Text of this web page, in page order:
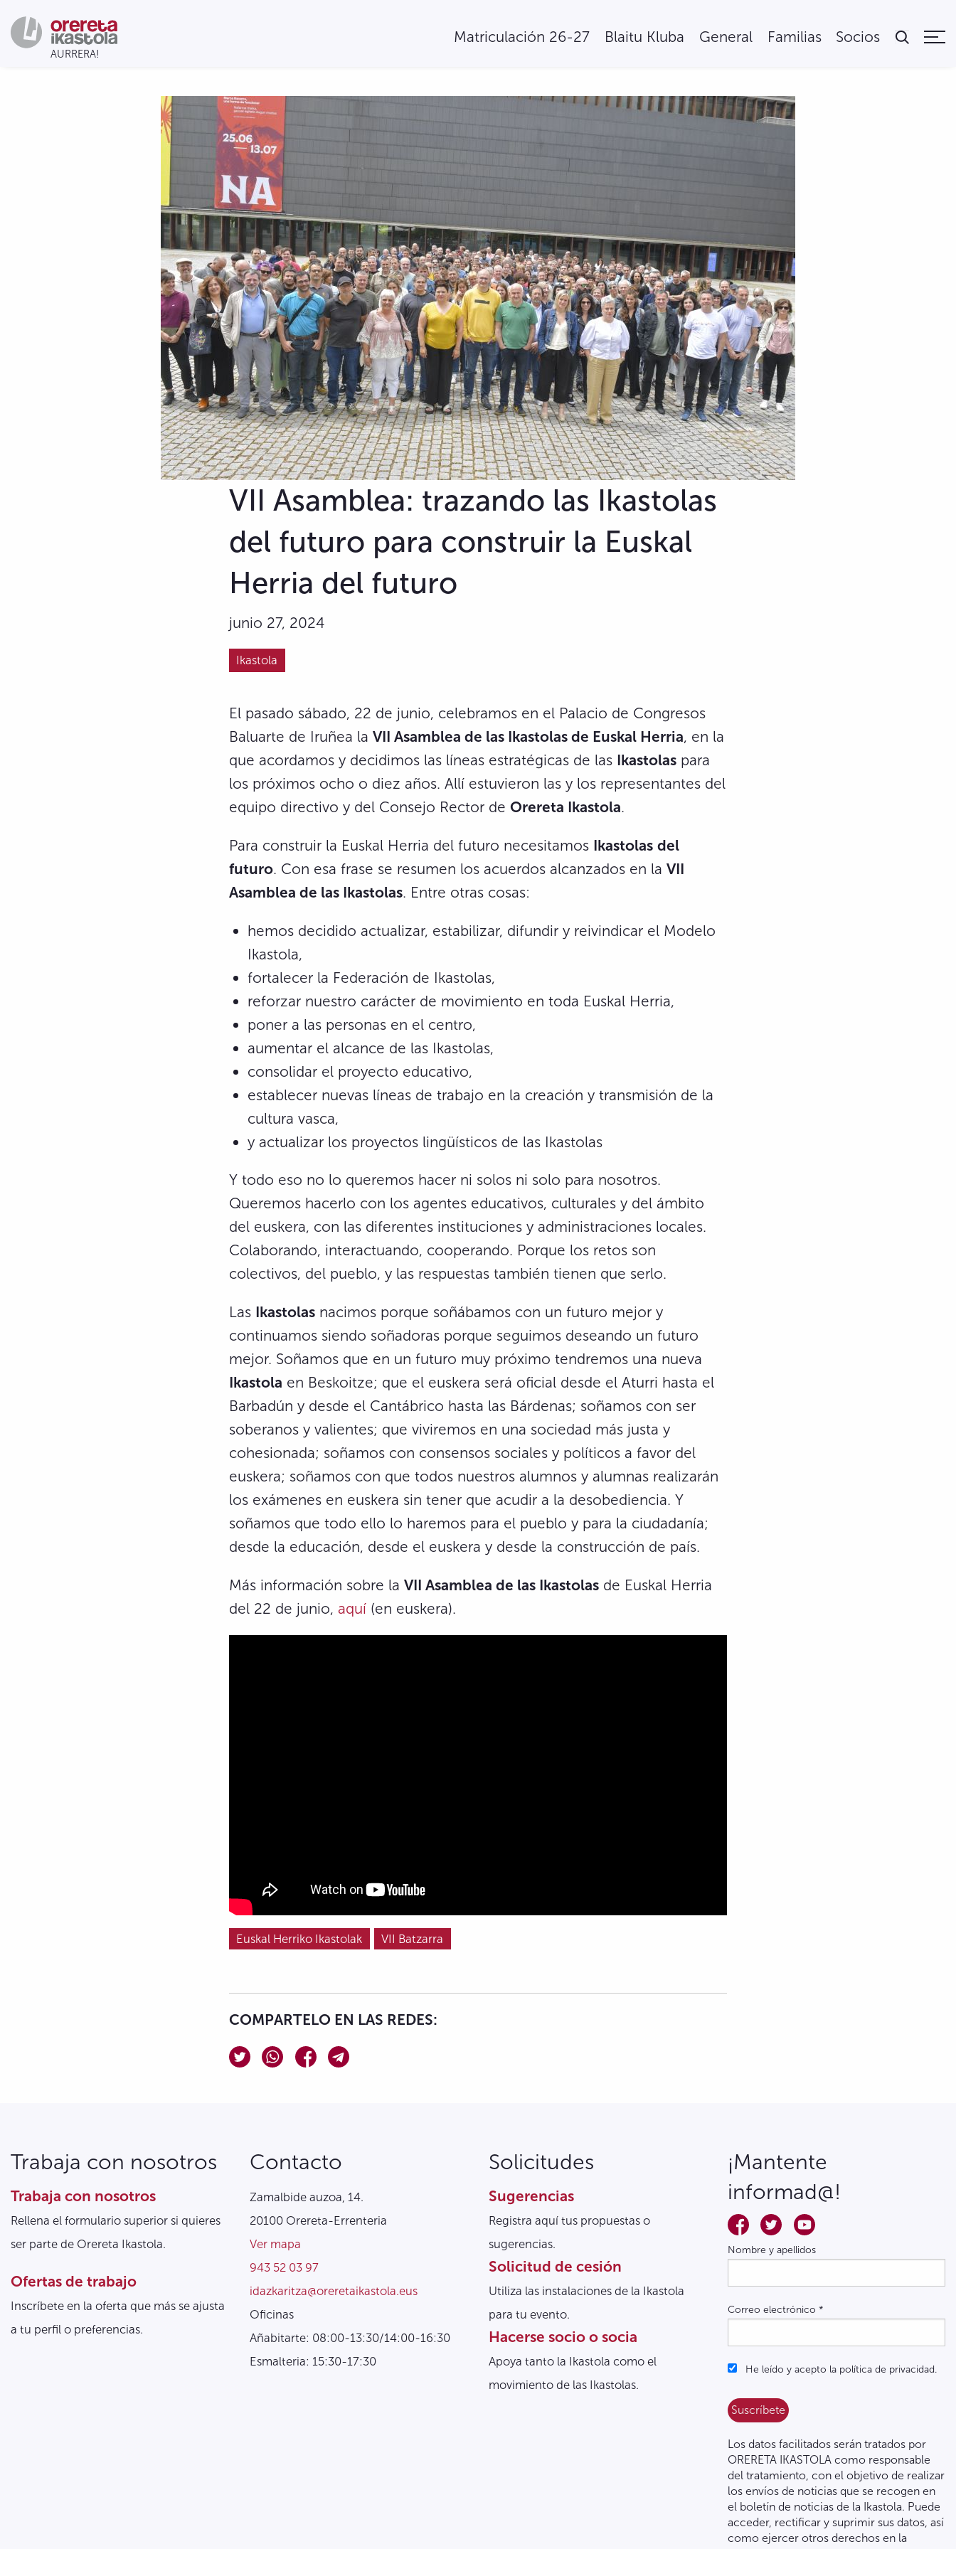
Matriculación 26-27 Blaitu Kluba General Familias Socios
VII Asamblea: trazando las Ikastolas
del futuro para construir la Euskal
Herria del futuro
junio 27, 2024
Ikastola
El pasado sábado, 22 de junio, celebramos en el Palacio de Congresos
Baluarte de Iruñea la VII Asamblea de las Ikastolas de Euskal Herria, en la
que acordamos y decidimos las líneas estratégicas de las Ikastolas para
los próximos ocho o diez años. Allí estuvieron las y los representantes del
equipo directivo y del Consejo Rector de Orereta Ikastola.
Para construir la Euskal Herria del futuro necesitamos Ikastolas del
futuro. Con esa frase se resumen los acuerdos alcanzados en la VII
Asamblea de las Ikastolas. Entre otras cosas:
hemos decidido actualizar, estabilizar, difundir y reivindicar el Modelo
Ikastola,
fortalecer la Federación de Ikastolas,
reforzar nuestro carácter de movimiento en toda Euskal Herria,
poner a las personas en el centro,
aumentar el alcance de las Ikastolas,
consolidar el proyecto educativo,
establecer nuevas líneas de trabajo en la creación y transmisión de la
cultura vasca,
y actualizar los proyectos lingüísticos de las Ikastolas
Y todo eso no lo queremos hacer ni solos ni solo para nosotros.
Queremos hacerlo con los agentes educativos, culturales y del ámbito
del euskera, con las diferentes instituciones y administraciones locales.
Colaborando, interactuando, cooperando. Porque los retos son
colectivos, del pueblo, y las respuestas también tienen que serlo.
Las Ikastolas nacimos porque soñábamos con un futuro mejor y
continuamos siendo soñadoras porque seguimos deseando un futuro
mejor. Soñamos que en un futuro muy próximo tendremos una nueva
Ikastola en Beskoitze; que el euskera será oficial desde el Aturri hasta el
Barbadún y desde el Cantábrico hasta las Bárdenas; soñamos con ser
soberanos y valientes; que viviremos en una sociedad más justa y
cohesionada; soñamos con consensos sociales y políticos a favor del
euskera; soñamos con que todos nuestros alumnos y alumnas realizarán
los exámenes en euskera sin tener que acudir a la desobediencia. Y
soñamos que todo ello lo haremos para el pueblo y para la ciudadanía;
desde la educación, desde el euskera y desde la construcción de país.
Más información sobre la VII Asamblea de las Ikastolas de Euskal Herria
del 22 de junio, aquí (en euskera).
Euskal Herriko Ikastolak VII Batzarra
COMPARTELO EN LAS REDES:
Trabaja con nosotros
Trabaja con nosotros
Rellena el formulario superior si quieres
ser parte de Orereta Ikastola.
Ofertas de trabajo
Inscríbete en la oferta que más se ajusta
a tu perfil o preferencias.
Contacto
Zamalbide auzoa, 14.
20100 Orereta-Errenteria
Ver mapa
943 52 03 97
idazkaritza@oreretaikastola.eus
Oficinas
Añabitarte: 08:00-13:30/14:00-16:30
Esmalteria: 15:30-17:30
Solicitudes
Sugerencias
Registra aquí tus propuestas o
sugerencias.
Solicitud de cesión
Utiliza las instalaciones de la Ikastola
para tu evento.
Hacerse socio o socia
Apoya tanto la Ikastola como el
movimiento de las Ikastolas.
¡Mantente
informad@!
Nombre y apellidos
Correo electrónico *
He leído y acepto la política de privacidad.
Los datos facilitados serán tratados por
ORERETA IKASTOLA como responsable
del tratamiento, con el objetivo de realizar
los envíos de noticias que se recogen en
el boletín de noticias de la Ikastola. Puede
acceder, rectificar y suprimir sus datos, así
como ejercer otros derechos en la